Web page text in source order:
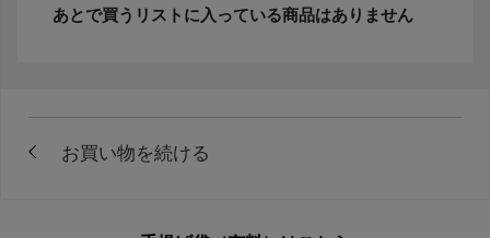
あとで買うリストに入っている商品はありません